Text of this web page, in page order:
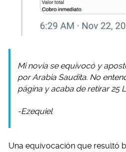
Mi novia se equivocó y
por Arabia Saudita. No
página y acaba de retirar 25
-Ezequiel
Una equivocación que resultó